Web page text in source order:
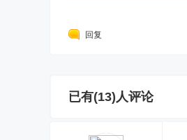
回复
已有(13)人评论